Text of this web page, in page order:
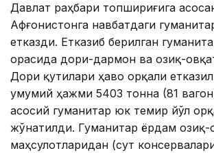
Давлат раҳбари топшириғига
Афғонистонга навбатдаги
етказди. Етказиб берилган
орасида дори-дармон ва озиқ-
Дори қутилари ҳаво орқали
умумий ҳажми 5403 тонна (81
асосий гуманитар юк темир йўл
жўнатилди. Гуманитар ёрдам озиқ-
маҳсулотларидан (сут